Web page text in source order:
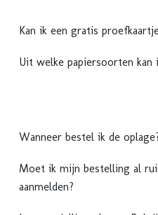
Kan ik een gratis
Uit welke papiersoorten kan
Wanneer bestel ik de
Moet ik mijn bestelling al
aanmelden?